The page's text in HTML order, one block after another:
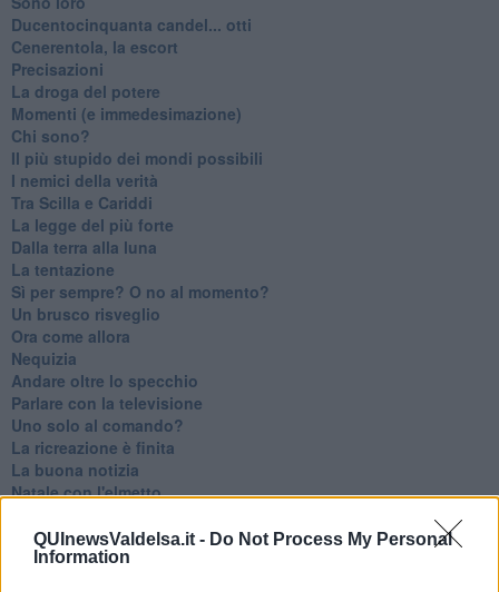
QUInewsValdelsa.it - Do Not Process My Personal
Information
Ducentocinquanta candel... otti
Cenerentola, la escort
Precisazioni
La droga del potere
Momenti (e immedesimazione)
Chi sono?
Il più stupido dei mondi possibili
I nemici della verità
Tra Scilla e Cariddi
La legge del più forte
Dalla terra alla luna
La tentazione
​Sì per sempre? O no al momento?
Un brusco risveglio
Ora come allora
Nequizia
Andare oltre lo specchio
Parlare con la televisione
Uno solo al comando?
La ricreazione è finita
La buona notizia
Natale con l'elmetto
Demeritocrazia
La tivvù pallonara